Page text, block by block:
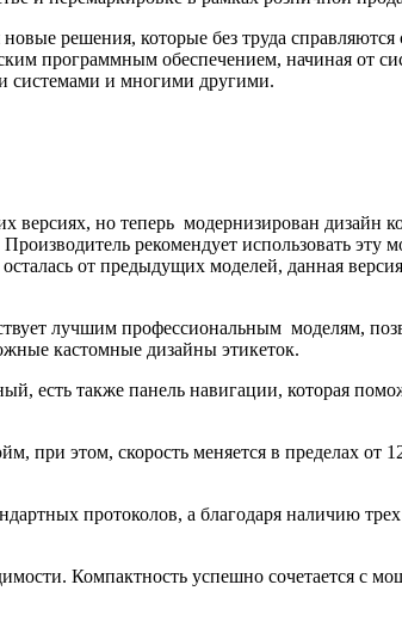
решения, которые без труда
программным обеспечением, начиная от
системами и многими другими.
но теперь модернизирован дизайн
рекомендует использовать эту
от предыдущих моделей, данная
лучшим профессиональным моделям,
кастомные дизайны этикеток.
есть также панель навигации, которая
при этом, скорость меняется в пределах от
протоколов, а благодаря наличию
Компактность успешно сочетается с